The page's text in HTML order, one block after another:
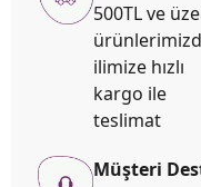
500TL ve
ilimize hızlı
kargo ile
teslimat
Müşteri